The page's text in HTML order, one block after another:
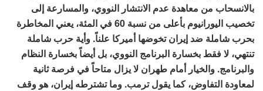
بالانسحاب من معاهدة عدم الانتشار النووي، والمسارعة إلى
تخصيب اليورانيوم بأعلى من نسبة 60 في المئة، يعني المخاطرة
بحرب شاملة ضد إيران تخوضها أميركا علناً. وأية حرب شاملة
تنتهي، لا فقط بخسارة البرنامج النووي، بل أيضاً بخسارة النظام
والبرنامج. والخيار أمام طهران لا يزال متاحاً في فرصة ثانية
لمعاودة التفاوض، كما يقول ترمب. وما تشترطه إيران، هو وقف